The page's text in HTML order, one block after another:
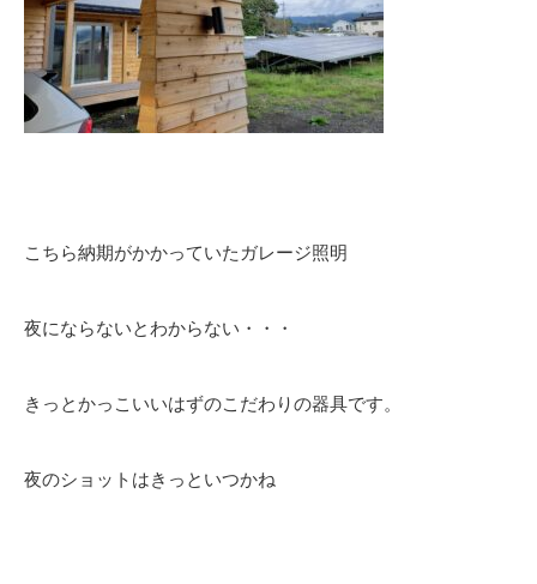
こちら納期がかかっていたガレージ照明
夜にならないとわからない・・・
きっとかっこいいはずのこだわりの器具です。
夜のショットはきっといつかね